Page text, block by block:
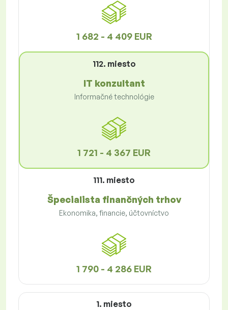
1 682 - 4 409 EUR
112. miesto
IT konzultant
Informačné technológie
1 721 - 4 367 EUR
111. miesto
Špecialista finančných trhov
Ekonomika, financie, účtovníctvo
1 790 - 4 286 EUR
1. miesto